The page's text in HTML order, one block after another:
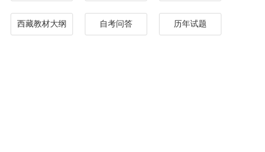
西藏教材大纲 自考问答 历年试题